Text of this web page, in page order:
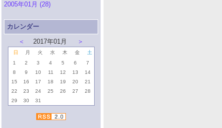
2005年01月 (28)
カレンダー
＜
2017年01月 ＞
日 月 火 水 木 金
土
1
2 3 4 5 6
7
8
9 10 11 12 13
14
15
16 17 18 19 20
21
22
23 24 25 26 27
28
29
30 31